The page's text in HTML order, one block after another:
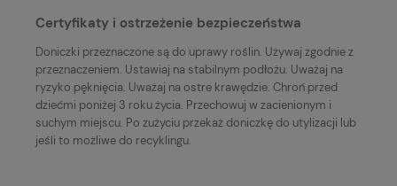
Certyfikaty i ostrzeżenie bezpieczeństwa
Doniczki przeznaczone są do uprawy roślin. Używaj zgodnie z
przeznaczeniem. Ustawiaj na stabilnym podłożu. Uważaj na
ryzyko pęknięcia. Uważaj na ostre krawędzie. Chroń przed
dziećmi poniżej 3 roku życia. Przechowuj w zacienionym i
suchym miejscu. Po zużyciu przekaż doniczkę do utylizacji lub
jeśli to możliwe do recyklingu.